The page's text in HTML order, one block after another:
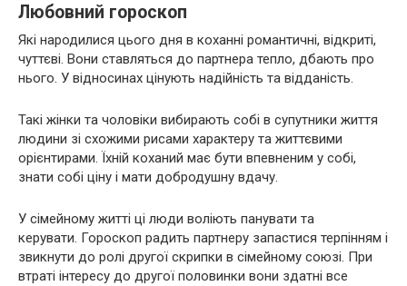
Любовний гороскоп
Які народилися цього дня в коханні романтичні, відкриті,
чуттєві. Вони ставляться до партнера тепло, дбають про
нього. У відносинах цінують надійність та відданість.
Такі жінки та чоловіки вибирають собі в супутники життя
людини зі схожими рисами характеру та життєвими
орієнтирами. Їхній коханий має бути впевненим у собі,
знати собі ціну і мати добродушну вдачу.
У сімейному житті ці люди воліють панувати та
керувати. Гороскоп радить партнеру запастися терпінням і
звикнути до ролі другої скрипки в сімейному союзі. При
втраті інтересу до другої половинки вони здатні все